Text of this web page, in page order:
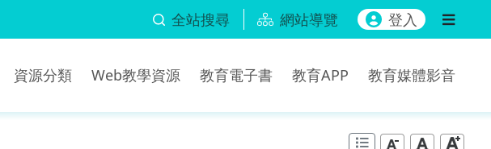
全站搜尋 網站導覽 登入
資源分類 Web教學資源 教育電子書 教育APP 教育媒體影音